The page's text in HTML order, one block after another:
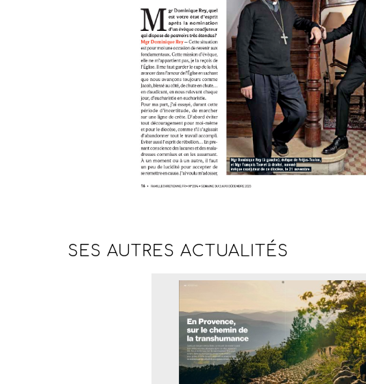
SES AUTRESACTUALITÉS